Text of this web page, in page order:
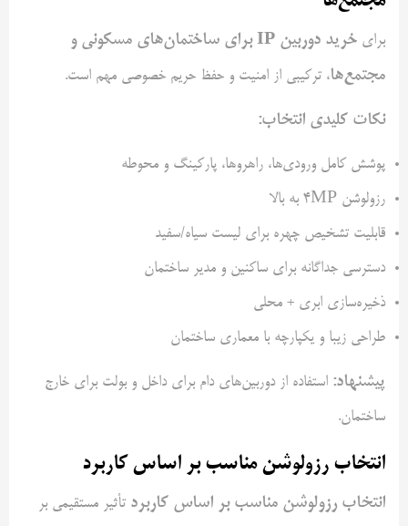
برای
خرید دوربین IP برای ساختمان‌های مسکونی و
مجتمع‌ها، ترکیبی از امنیت و حفظ حریم خصوصی مهم است.
نکات کلیدی انتخاب:
پوشش کامل ورودی‌ها، راهروها، پارکینگ و محوطه
رزولوشن 4MP به بالا
قابلیت تشخیص چهره برای لیست سیاه/سفید
دسترسی جداگانه برای ساکنین و مدیر ساختمان
ذخیره‌سازی ابری + محلی
طراحی زیبا و یکپارچه با معماری ساختمان
پیشنهاد: استفاده از دوربین‌های دام برای داخل و بولت برای خارج
ساختمان.
انتخاب رزولوشن مناسب بر اساس کاربرد
انتخاب رزولوشن مناسب بر اساس کاربرد تأثیر مستقیمی بر